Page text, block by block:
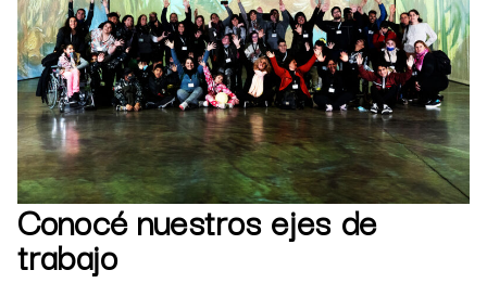
Conocé nuestros ejes de
trabajo